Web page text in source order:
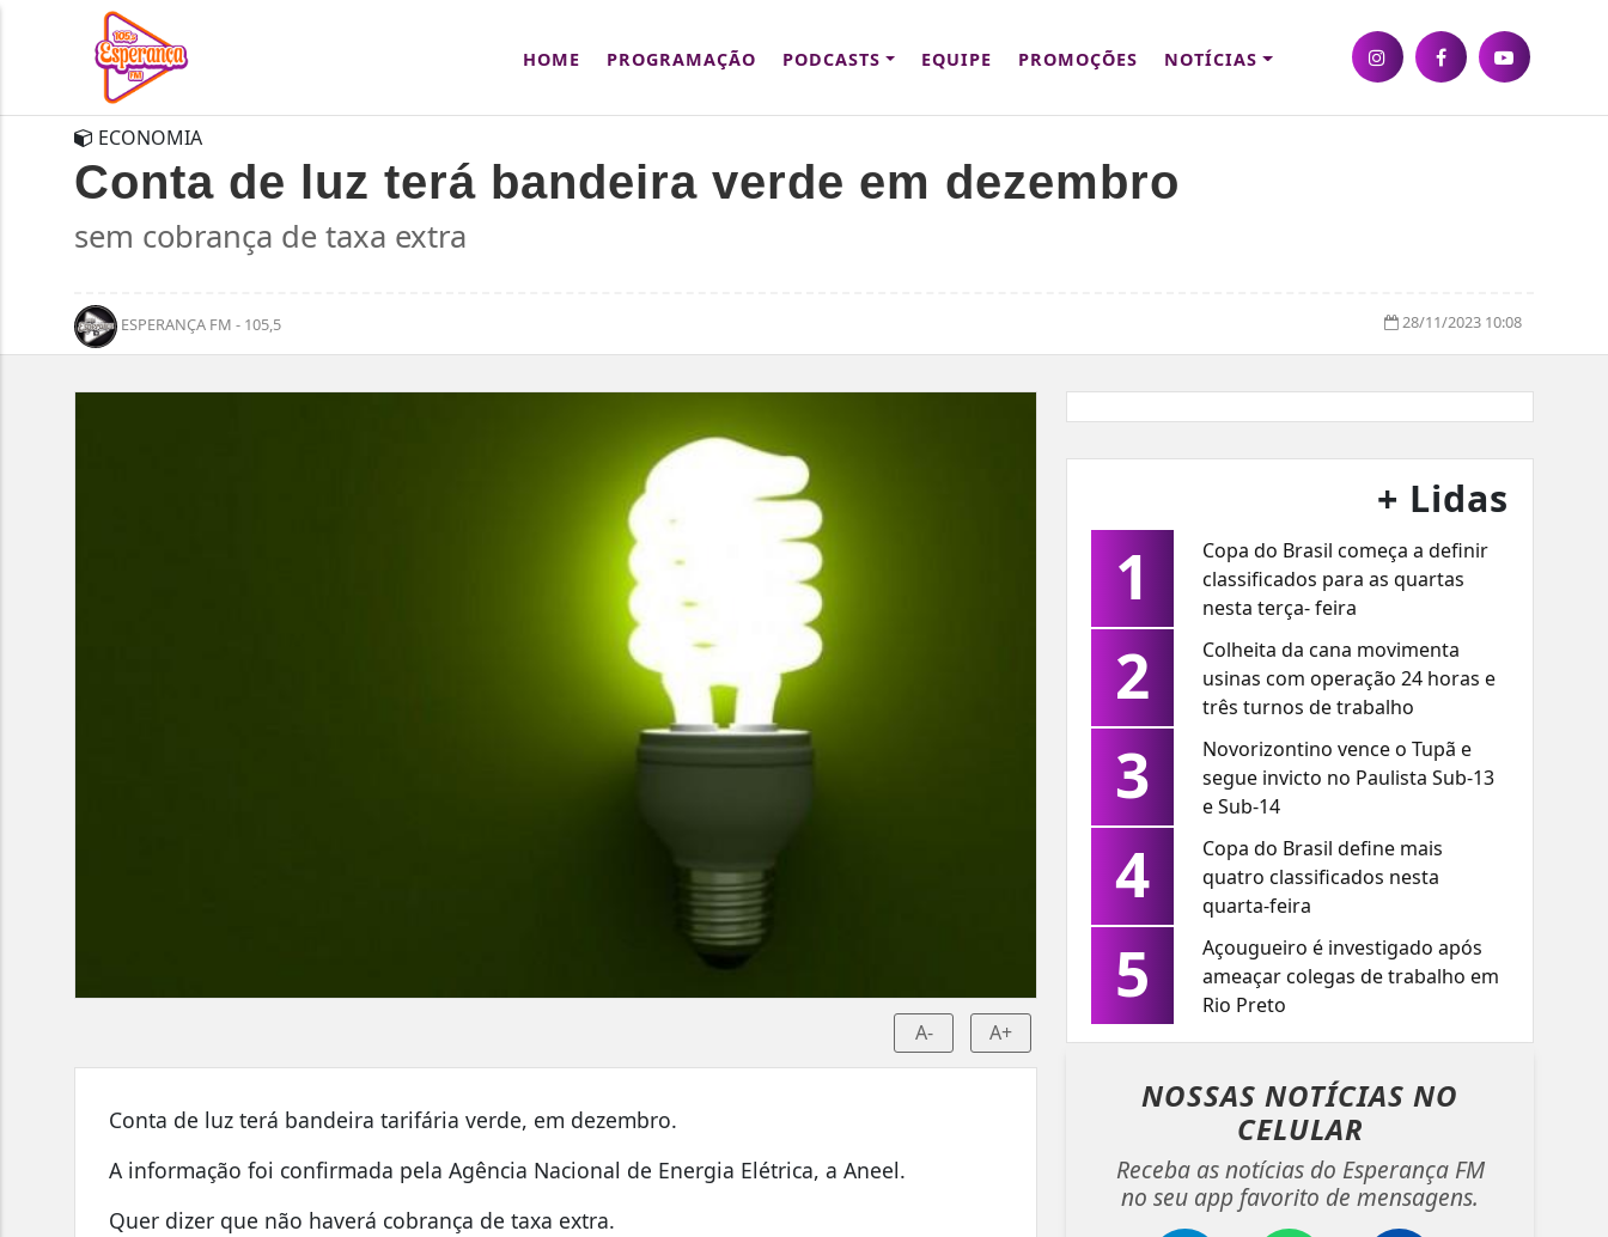
HOME PROGRAMAÇÃO PODCASTS EQUIPE PROMOÇÕES NOTÍCIAS
ECONOMIA
Conta de luz terá bandeira verde em dezembro
sem cobrança de taxa extra
ESPERANÇA FM - 105,5 28/11/2023 10:08
A- A+
Conta de luz terá bandeira tarifária verde, em dezembro.
A informação foi confirmada pela Agência Nacional de Energia Elétrica, a Aneel.
Quer dizer que não haverá cobrança de taxa extra.
+ Lidas
1
Copa do Brasil começa a definir
classificados para as quartas
nesta terça- feira
2
Colheita da cana movimenta
usinas com operação 24 horas e
três turnos de trabalho
3
Novorizontino vence o Tupã e
segue invicto no Paulista Sub-13
e Sub-14
4
Copa do Brasil define mais
quatro classificados nesta
quarta-feira
5
Açougueiro é investigado após
ameaçar colegas de trabalho em
Rio Preto
NOSSAS NOTÍCIASNO
CELULAR
Receba as notícias do Esperança FM
no seu app favorito de mensagens.